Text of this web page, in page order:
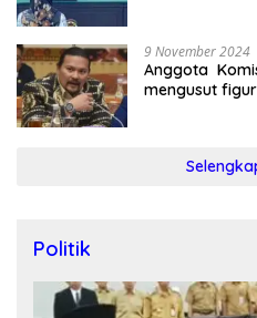
9 November 2024
Anggota
mengusut
Politik